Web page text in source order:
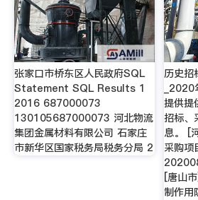
张家口市桥东区人民政府SQL
Statement SQL Results 1
2016 687000073
130105687000073 河北物流
集团金属材料有限公司 石家庄
市新华区国家税务局税务分局 2
历史招
提供提
招标、
息。 [
采购项
[唐山
制作用